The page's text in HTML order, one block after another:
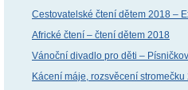
Cestovatelské čtení dětem 2018 –
Africké čtení – čtení dětem 2018
Vánoční divadlo pro děti –
Kácení máje, rozsvěcení stromečku